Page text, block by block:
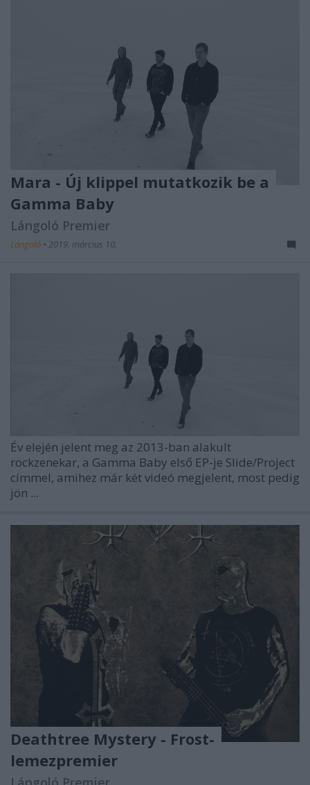
Mara - Új klippel mutatkozik be a
Gamma Baby
Lángoló Premier
Lángoló • 2019. március 10.
Év elején jelent meg az 2013-ban alakult
rockzenekar, a Gamma Baby első EP-je Slide/Project
címmel, amihez már két videó megjelent, most pedig
jön ...
Deathtree Mystery - Frost-
lemezpremier